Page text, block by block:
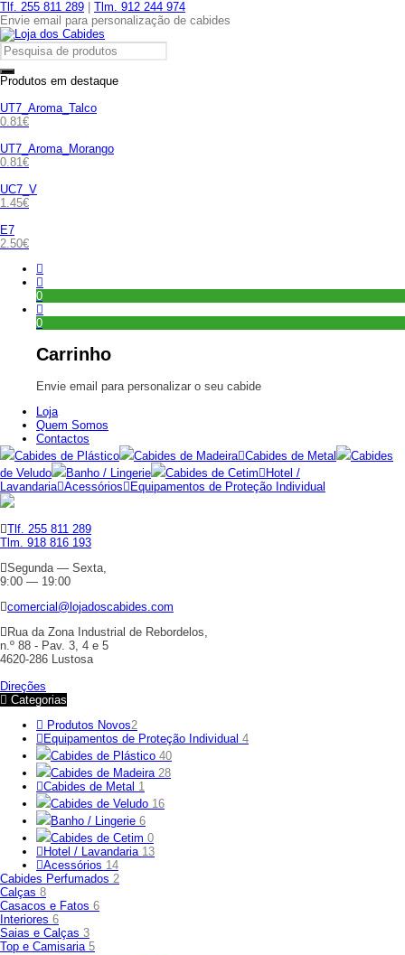
Tlf. 255 811 289
Tlm. 912 244 974
Envie email para personalização de cabides
Produtos em destaque
UT7_Aroma_Talco
0.81€
UT7_Aroma_Morango
0.81€
UC7_V
1.45€
E7
2.50€
0
0
Carrinho
Envie email para personalizar o seu cabide
Loja
Quem Somos
Contactos
Cabides de Plástico
Cabides de Madeira Cabides de Metal
Cabides
de Veludo
Banho / Lingerie Cabides de Cetim
Hotel /
Lavandaria Acessórios Equipamentos de Proteção Individual
Tlf. 255 811 289
Tlm. 918 816 193
Segunda — Sexta,
9:00 — 19:00
comercial@lojadoscabides.com
Rua da Zona Industrial de Rebordelos,
n.º 88 - Pav. 3, 4 e 5
4620-286 Lustosa
Direções
Categorias
Produtos Novos2
Equipamentos de Proteção Individual 4
Cabides de Plástico 40
Cabides de Madeira 28
Cabides de Metal 1
Cabides de Veludo 16
Banho / Lingerie 6
Cabides de Cetim 0
Hotel / Lavandaria 13
Acessórios 14
Cabides Perfumados 2
Calças 8
Casacos e Fatos 6
Interiores 6
Saias e Calças 3
Top e Camisaria 5